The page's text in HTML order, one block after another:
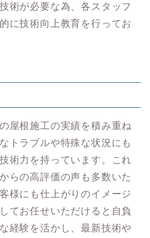
術が必要な為、各スタッフ
に技術向上教育を行ってお
屋根施工の実績を積み重ね
トラブルや特殊な状況にも
術力を持っています。これ
らの高評価の声も多数いた
様にも仕上がりのイメージ
てお任せいただけると自負
経験を活かし、最新技術や